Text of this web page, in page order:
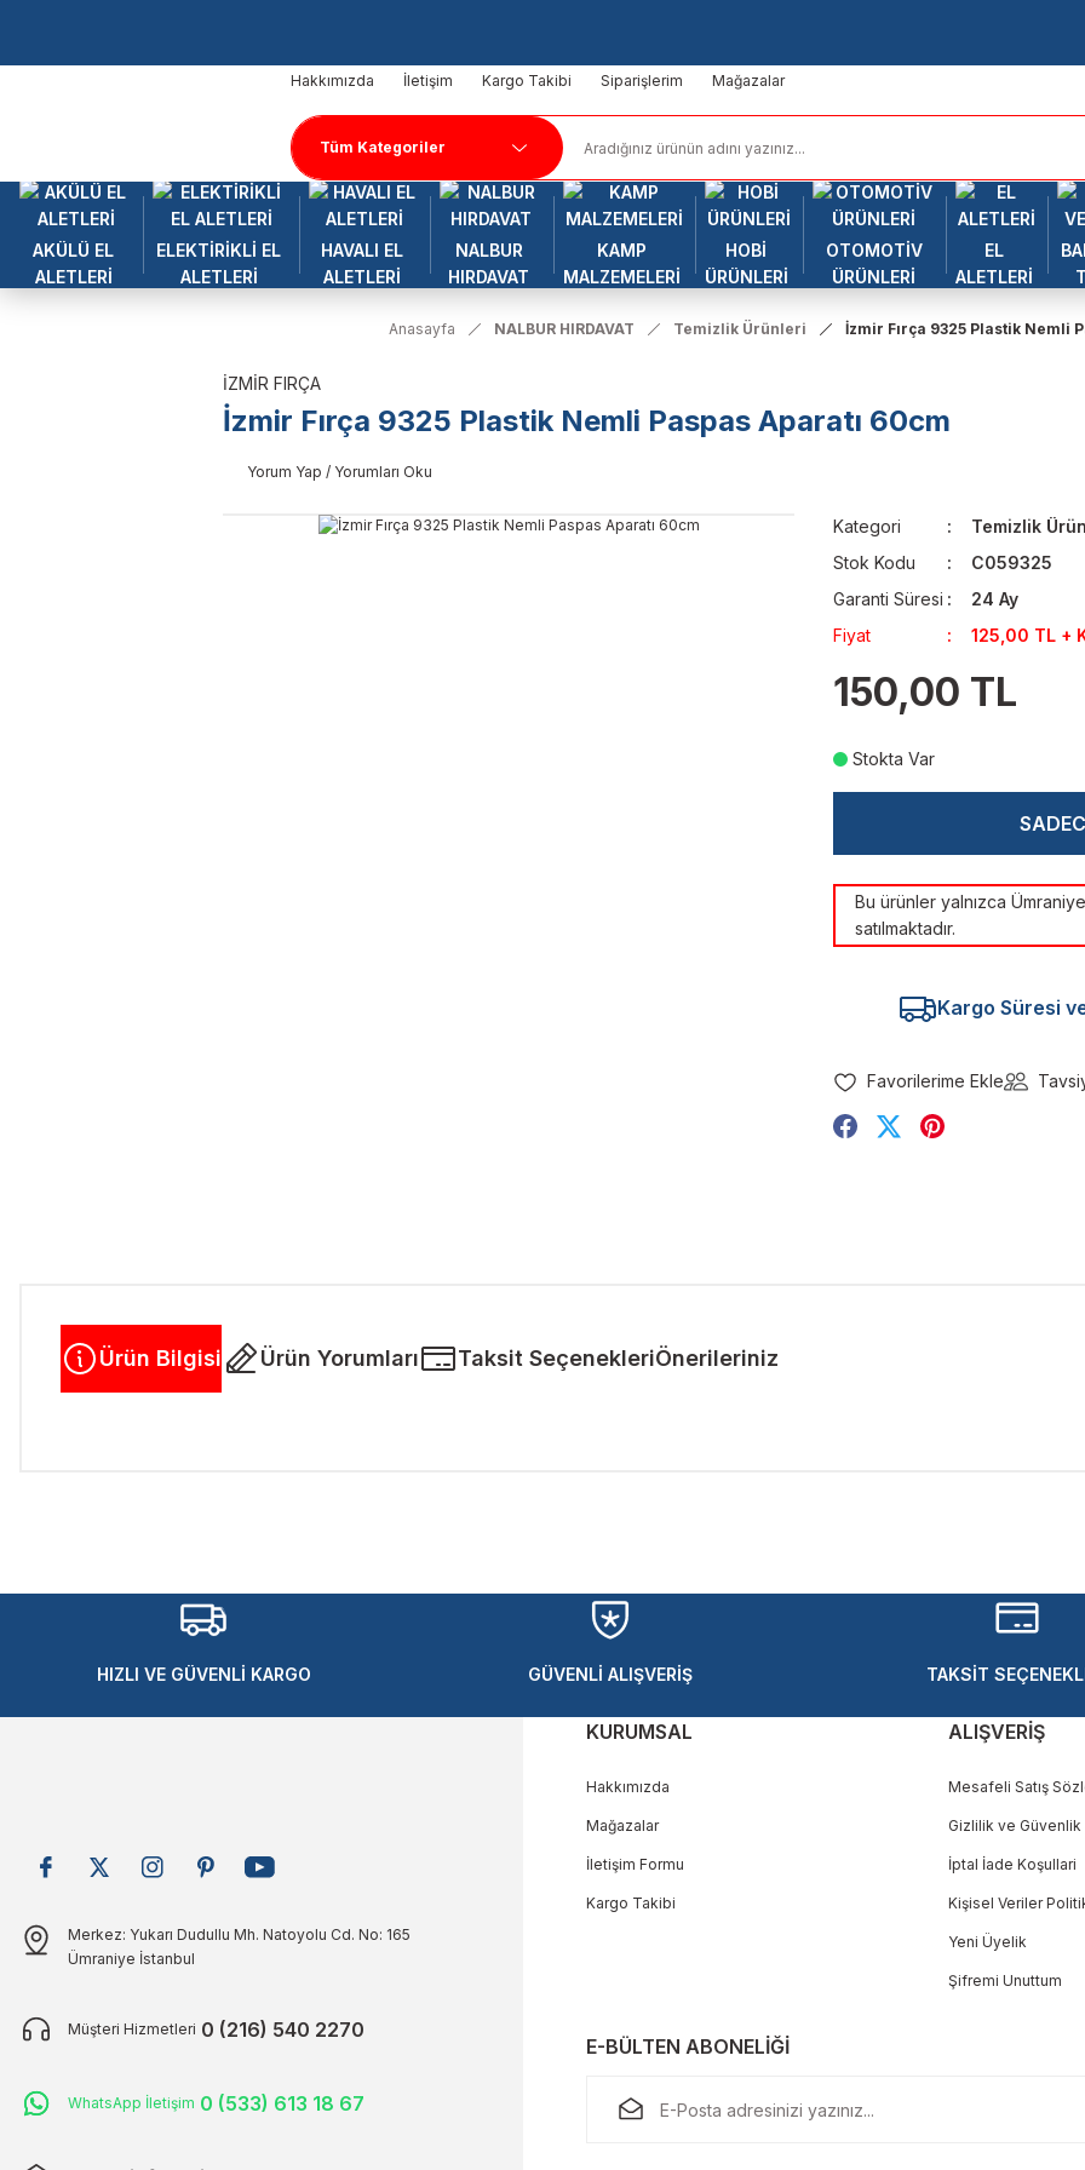
Hakkımızda İletişim Kargo Takibi Siparişlerim Mağazalar
AKÜLÜ EL
ALETLERİ
ELEKTİRİKLİ EL
ALETLERİ
HAVALI EL
ALETLERİ
NALBUR
HIRDAVAT
KAMP
MALZEMELERİ
HOBİ
ÜRÜNLERİ
OTOMOTİV
ÜRÜNLERİ
EL
ALETLERİ
Anasayfa NALBUR HIRDAVAT Temizlik Ürünleri İzmir Fırça 9325 Plastik Nemli
İZMİR FIRÇA
İzmir Fırça 9325 Plastik Nemli Paspas Aparatı 60cm
Yorum Yap / Yorumları Oku
Kategori
Temizlik
Stok Kodu
C059325
Garanti Süresi
24 Ay
Fiyat
125,00 TL +
150,00 TL
Stokta Var
Bu ürünler yalnızca
satılmaktadır.
Kargo Süresi
Ürün Bilgisi Ürün Yorumları Taksit SeçenekleriÖnerileriniz
Yorum Yaz
Ürün açıklamasında eksik bilgiler bulunuyor.
Ürün bilgilerinde hatalar bulunuyor.
Ürün fiyatı diğer sitelerden daha pahalı.
HIZLI VE GÜVENLİ KARGO GÜVENLİ ALIŞVERİŞ TAKSİT
Merkez: Yukarı Dudullu Mh. Natoyolu Cd. No: 165
Ümraniye İstanbul
Müşteri Hizmetleri 0 (216) 540 2270
WhatsApp İletişim 0 (533) 613 18 67
KURUMSAL
Hakkımızda
Mağazalar
İletişim Formu
Kargo Takibi
ALIŞVERİŞ
Mesafeli Satış
Gizlilik ve Güvenlik
İptal İade Koşullari
Kişisel Veriler
Yeni Üyelik
Şifremi Unuttum
E-BÜLTEN ABONELİĞİ